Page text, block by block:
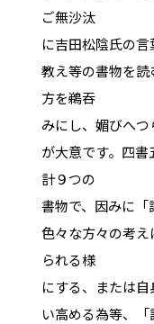
ご無沙汰
に吉田松陰氏の
教え等の書物を
方を鵜吞
みにし、媚びへつ
が大意です。四
計９つの
書物で、因みに「
色々な方々の考
られる様
にする、または
い高める為等、